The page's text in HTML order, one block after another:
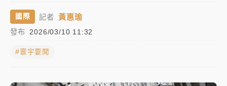
父親節泡湯了！中颱白海豚雨彈轟3天 「紅到發紫」降
雨熱區曝
國際 記者 黃惠瑜
發布 2026/03/10 11:32
#寰宇要聞